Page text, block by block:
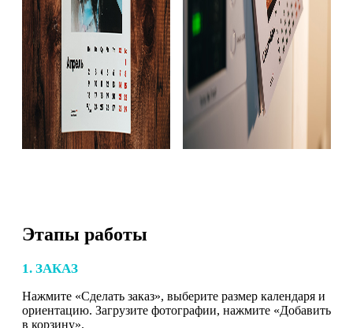
Этапы работы
1. ЗАКАЗ
Нажмите «Сделать заказ», выберите размер календаря и
ориентацию. Загрузите фотографии, нажмите «Добавить
в корзину».